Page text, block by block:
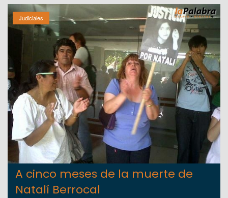
Judiciales
A cinco meses de la muerte de
Natalí Berrocal